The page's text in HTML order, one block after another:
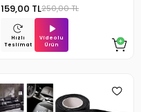
159,00 TL250,00 TL
Hızlı
Teslimat
Videolu
Ürün